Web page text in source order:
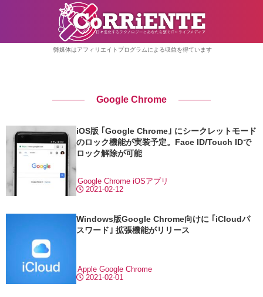
弊媒体はアフィリエイトプログラムによる収益を得ています
Google Chrome
iOS版 ｢Google Chrome｣ にシークレットモード
のロック機能が実装予定。Face ID/Touch IDで
ロック解除が可能
2021-02-12
Google Chrome iOSアプリ
Windows版Google Chrome向けに ｢iCloudパ
スワード｣ 拡張機能がリリース
2021-02-01
Apple Google Chrome